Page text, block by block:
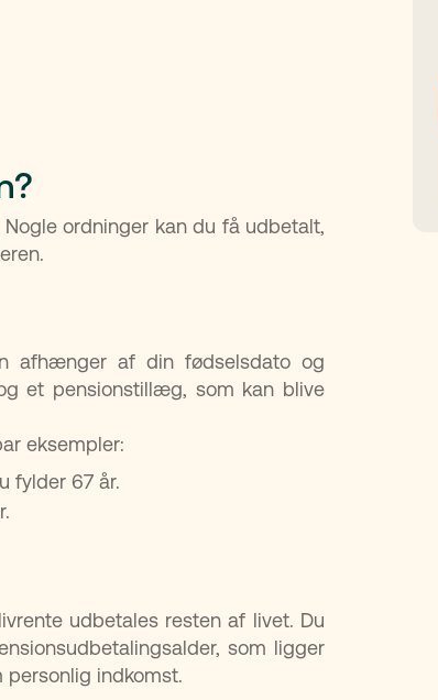
ordninger kan du få udbetalt,
afhænger af din fødselsdato og
et pensionstillæg, som kan blive
eksempler:
fylder 67 år.
udbetales resten af livet. Du
som ligger
personlig indkomst.